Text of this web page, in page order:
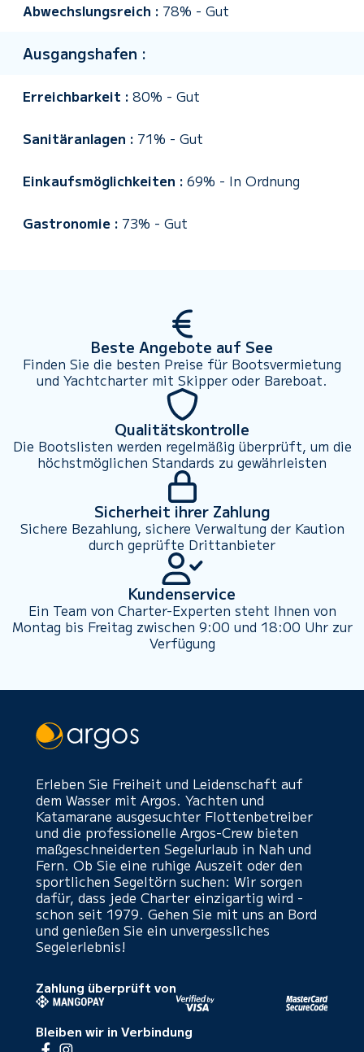
Abwechslungsreich : 78% - Gut
Ausgangshafen :
Erreichbarkeit : 80% - Gut
Sanitäranlagen : 71% - Gut
Einkaufsmöglichkeiten : 69% - In Ordnung
Gastronomie : 73% - Gut
Beste Angebote auf See
Finden Sie die besten Preise für Bootsvermietung
und Yachtcharter mit Skipper oder Bareboat.
Qualitätskontrolle
Die Bootslisten werden regelmäßig überprüft, um die
höchstmöglichen Standards zu gewährleisten
Sicherheit ihrer Zahlung
Sichere Bezahlung, sichere Verwaltung der Kaution
durch geprüfte Drittanbieter
Kundenservice
Ein Team von Charter-Experten steht Ihnen von
Montag bis Freitag zwischen 9:00 und 18:00 Uhr zur
Verfügung
Erleben Sie Freiheit und Leidenschaft auf
dem Wasser mit Argos. Yachten und
Katamarane ausgesuchter Flottenbetreiber
und die professionelle Argos-Crew bieten
maßgeschneiderten Segelurlaub in Nah und
Fern. Ob Sie eine ruhige Auszeit oder den
sportlichen Segeltörn suchen: Wir sorgen
dafür, dass jede Charter einzigartig wird -
schon seit 1979. Gehen Sie mit uns an Bord
und genießen Sie ein unvergessliches
Segelerlebnis!
Zahlung überprüft von
Bleiben wir in Verbindung